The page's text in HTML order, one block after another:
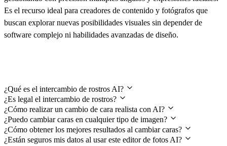
Es el recurso ideal para creadores de contenido y fotógrafos que
buscan explorar nuevas posibilidades visuales sin depender de
software complejo ni habilidades avanzadas de diseño.
¿Qué es el intercambio de rostros AI?
¿Es legal el intercambio de rostros?
¿Cómo realizar un cambio de cara realista con AI?
¿Puedo cambiar caras en cualquier tipo de imagen?
¿Cómo obtener los mejores resultados al cambiar caras?
¿Están seguros mis datos al usar este editor de fotos AI?